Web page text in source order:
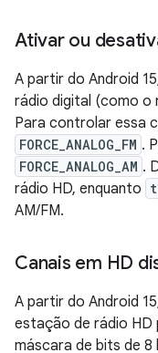
Ativar ou
A partir do Android
rádio digital (como o
Para controlar essa
FORCE_ANALOG_FM .
FORCE_ANALOG_AM .
rádio HD, enquanto
AM/FM.
Canais em HD
A partir do Android
estação de rádio HD
máscara de bits de 8